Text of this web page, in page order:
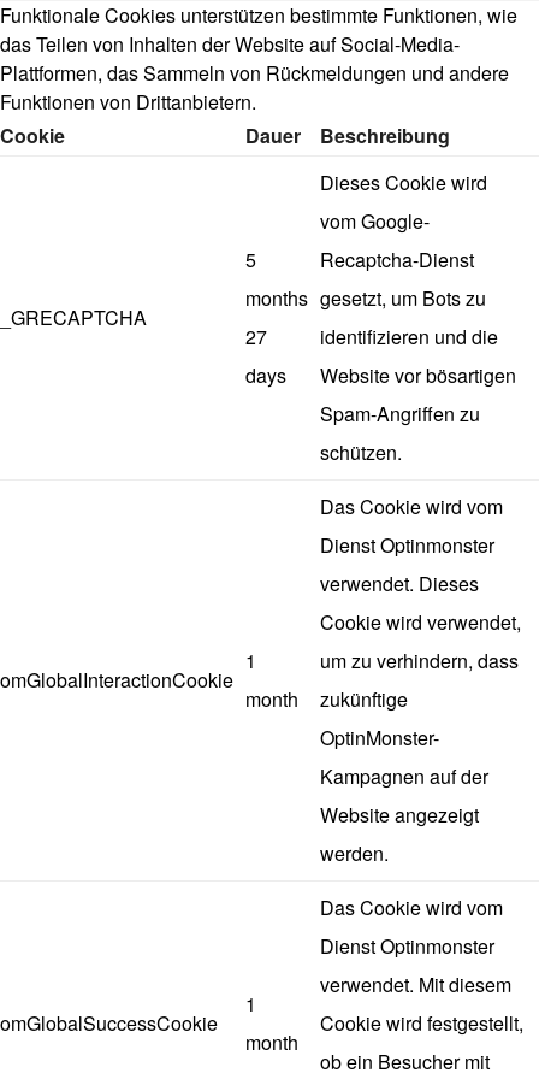
Funktionale Cookies unterstützen bestimmte Funktionen, wie
das Teilen von Inhalten der Website auf Social-Media-
Plattformen, das Sammeln von Rückmeldungen und andere
Funktionen von Drittanbietern.
Cookie
Dauer Beschreibung
_GRECAPTCHA
5
months
27
days
Dieses Cookie wird
vom Google-
Recaptcha-Dienst
gesetzt, um Bots zu
identifizieren und die
Website vor bösartigen
Spam-Angriffen zu
schützen.
omGlobalInteractionCookie
1
month
Das Cookie wird vom
Dienst Optinmonster
verwendet. Dieses
Cookie wird verwendet,
um zu verhindern, dass
zukünftige
OptinMonster-
Kampagnen auf der
Website angezeigt
werden.
omGlobalSuccessCookie
1
month
Das Cookie wird vom
Dienst Optinmonster
verwendet. Mit diesem
Cookie wird festgestellt,
ob ein Besucher mit